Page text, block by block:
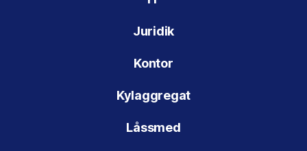
Juridik
Kontor
Kylaggregat
Låssmed